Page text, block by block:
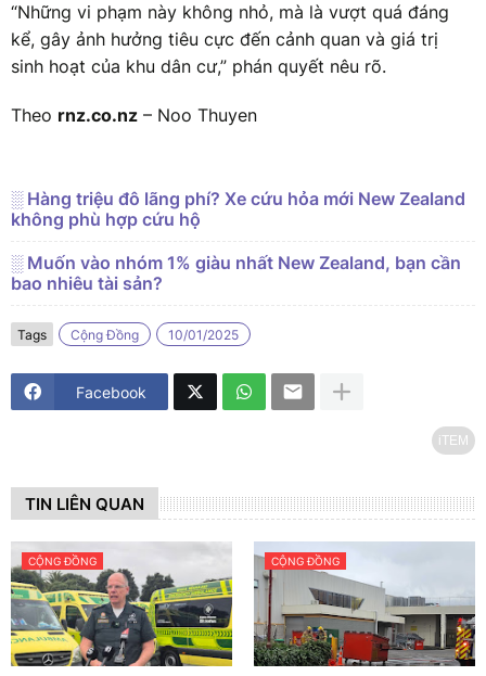
“Những vi phạm này không nhỏ, mà là vượt quá đáng
kể, gây ảnh hưởng tiêu cực đến cảnh quan và giá trị
sinh hoạt của khu dân cư,” phán quyết nêu rõ.
Theo rnz.co.nz – Noo Thuyen
░ Hàng triệu đô lãng phí? Xe cứu hỏa mới New Zealand
không phù hợp cứu hộ
░ Muốn vào nhóm 1% giàu nhất New Zealand, bạn cần
bao nhiêu tài sản?
Tags Cộng Đồng 10/01/2025
Facebook
iTEM
TIN LIÊN QUAN
CỘNG ĐỒNG CỘNG ĐỒNG